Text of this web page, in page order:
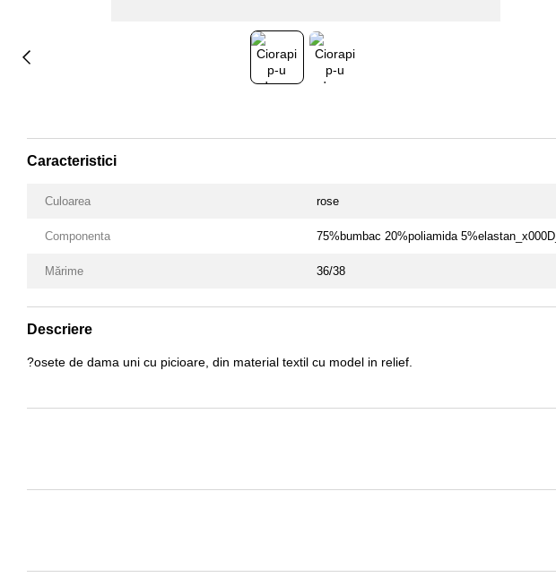
Caracteristici
Culoarea rose
Componenta 75%bumbac 20%poliamida 5%elastan_x000D_
Mărime 36/38
Descriere
?osete de dama uni cu picioare, din material textil cu model in relief.